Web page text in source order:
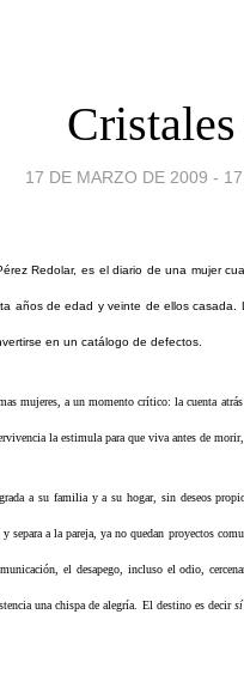
17 DE MARZO DE 2009 -
Redolar, es el diario de una mujer
años de edad y veinte de ellos
en un catálogo de defectos.
mujeres, a un momento crítico: la cuenta
la estimula para que viva antes de
a su familia y a su hogar, sin deseos
separa a la pareja, ya no quedan proyectos
el desapego, incluso el odio,
una chispa de alegría. El destino es decirsí